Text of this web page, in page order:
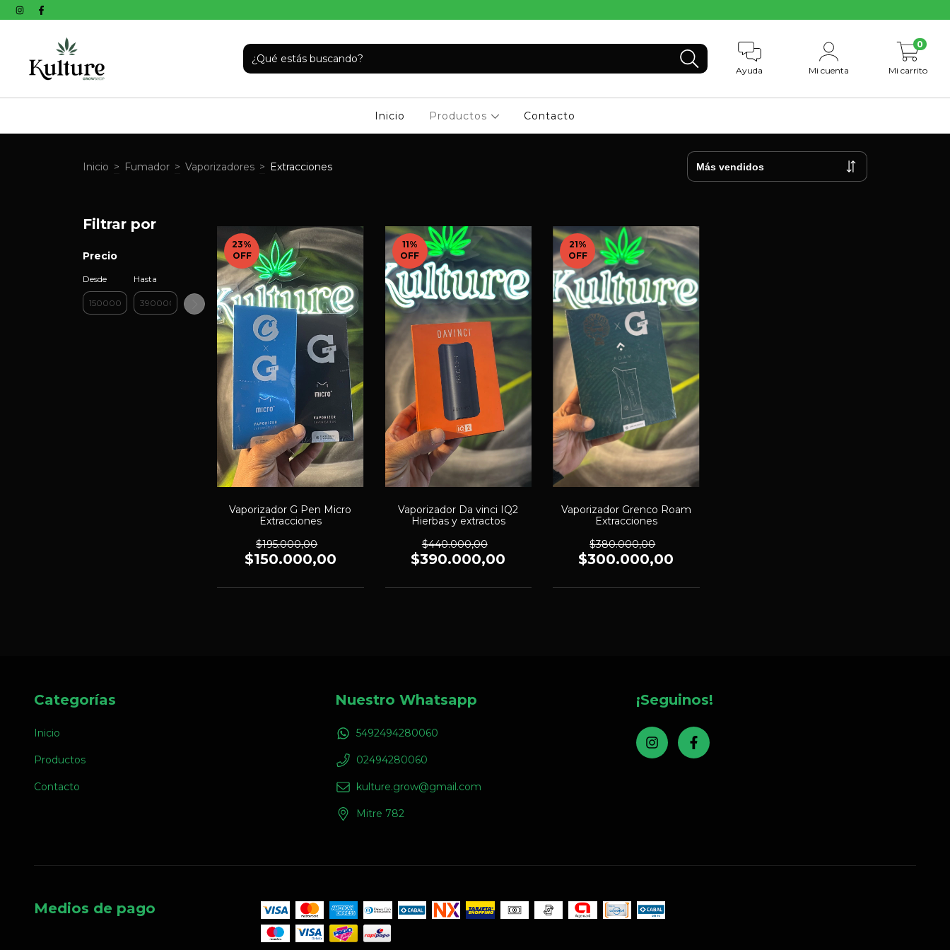
Ayuda Mi cuenta Mi carrito
0
Inicio Productos Contacto
Inicio > Fumador > Vaporizadores > Extracciones
Filtrar por
Precio
Desde Hasta
23%
OFF
Vaporizador G Pen Micro
Extracciones
$195.000,00
$150.000,00
11%
OFF
Vaporizador Da vinci IQ2
Hierbas y extractos
$440.000,00
$390.000,00
21%
OFF
Vaporizador Grenco Roam
Extracciones
$380.000,00
$300.000,00
Categorías
Inicio
Productos
Contacto
Nuestro Whatsapp
5492494280060
02494280060
kulture.grow@gmail.com
Mitre 782
¡Seguinos!
Medios de pago